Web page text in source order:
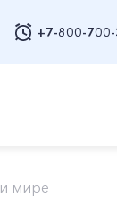
+7-800-
мире